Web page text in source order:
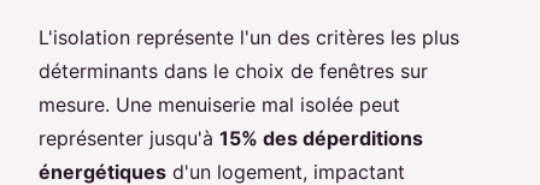
L'isolation représente l'un des critères les plus
déterminants dans le choix de fenêtres sur
mesure. Une menuiserie mal isolée peut
représenter jusqu'à 15% des déperditions
énergétiques d'un logement, impactant